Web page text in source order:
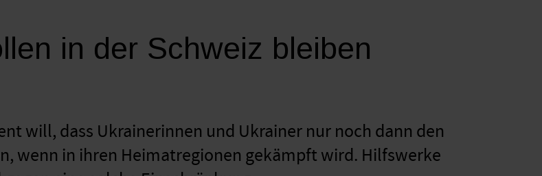
in der Schweiz bleiben
will, dass Ukrainerinnen und Ukrainer nur noch dann den
wenn in ihren Heimatregionen gekämpft wird. Hilfswerke